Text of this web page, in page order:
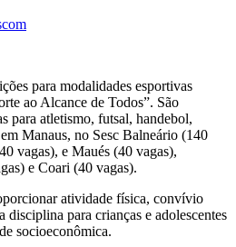
para modalidades esportivas
ao Alcance de Todos”. São
para atletismo, futsal, handebol,
Manaus, no Sesc Balneário (140
vagas), e Maués (40 vagas),
e Coari (40 vagas).
atividade física, convívio
disciplina para crianças e adolescentes
socioeconômica.